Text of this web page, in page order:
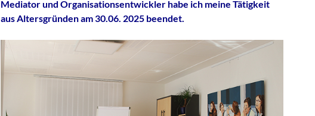
Mediator und Organisationsentwickler habe ich meine Tätigkeit
aus Altersgründen am 30.06. 2025 beendet.